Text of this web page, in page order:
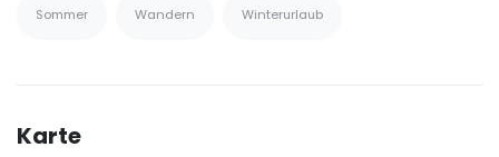
Sommer Wandern Winterurlaub
Karte